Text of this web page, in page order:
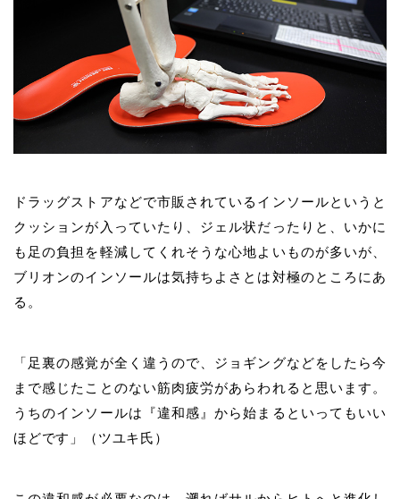
ドラッグストアなどで市販されているインソールというと
クッションが入っていたり、ジェル状だったりと、いかに
も足の負担を軽減してくれそうな心地よいものが多いが、
ブリオンのインソールは気持ちよさとは対極のところにあ
る。
「足裏の感覚が全く違うので、ジョギングなどをしたら今
まで感じたことのない筋肉疲労があらわれると思います。
うちのインソールは『違和感』から始まるといってもいい
ほどです」（ツユキ氏）